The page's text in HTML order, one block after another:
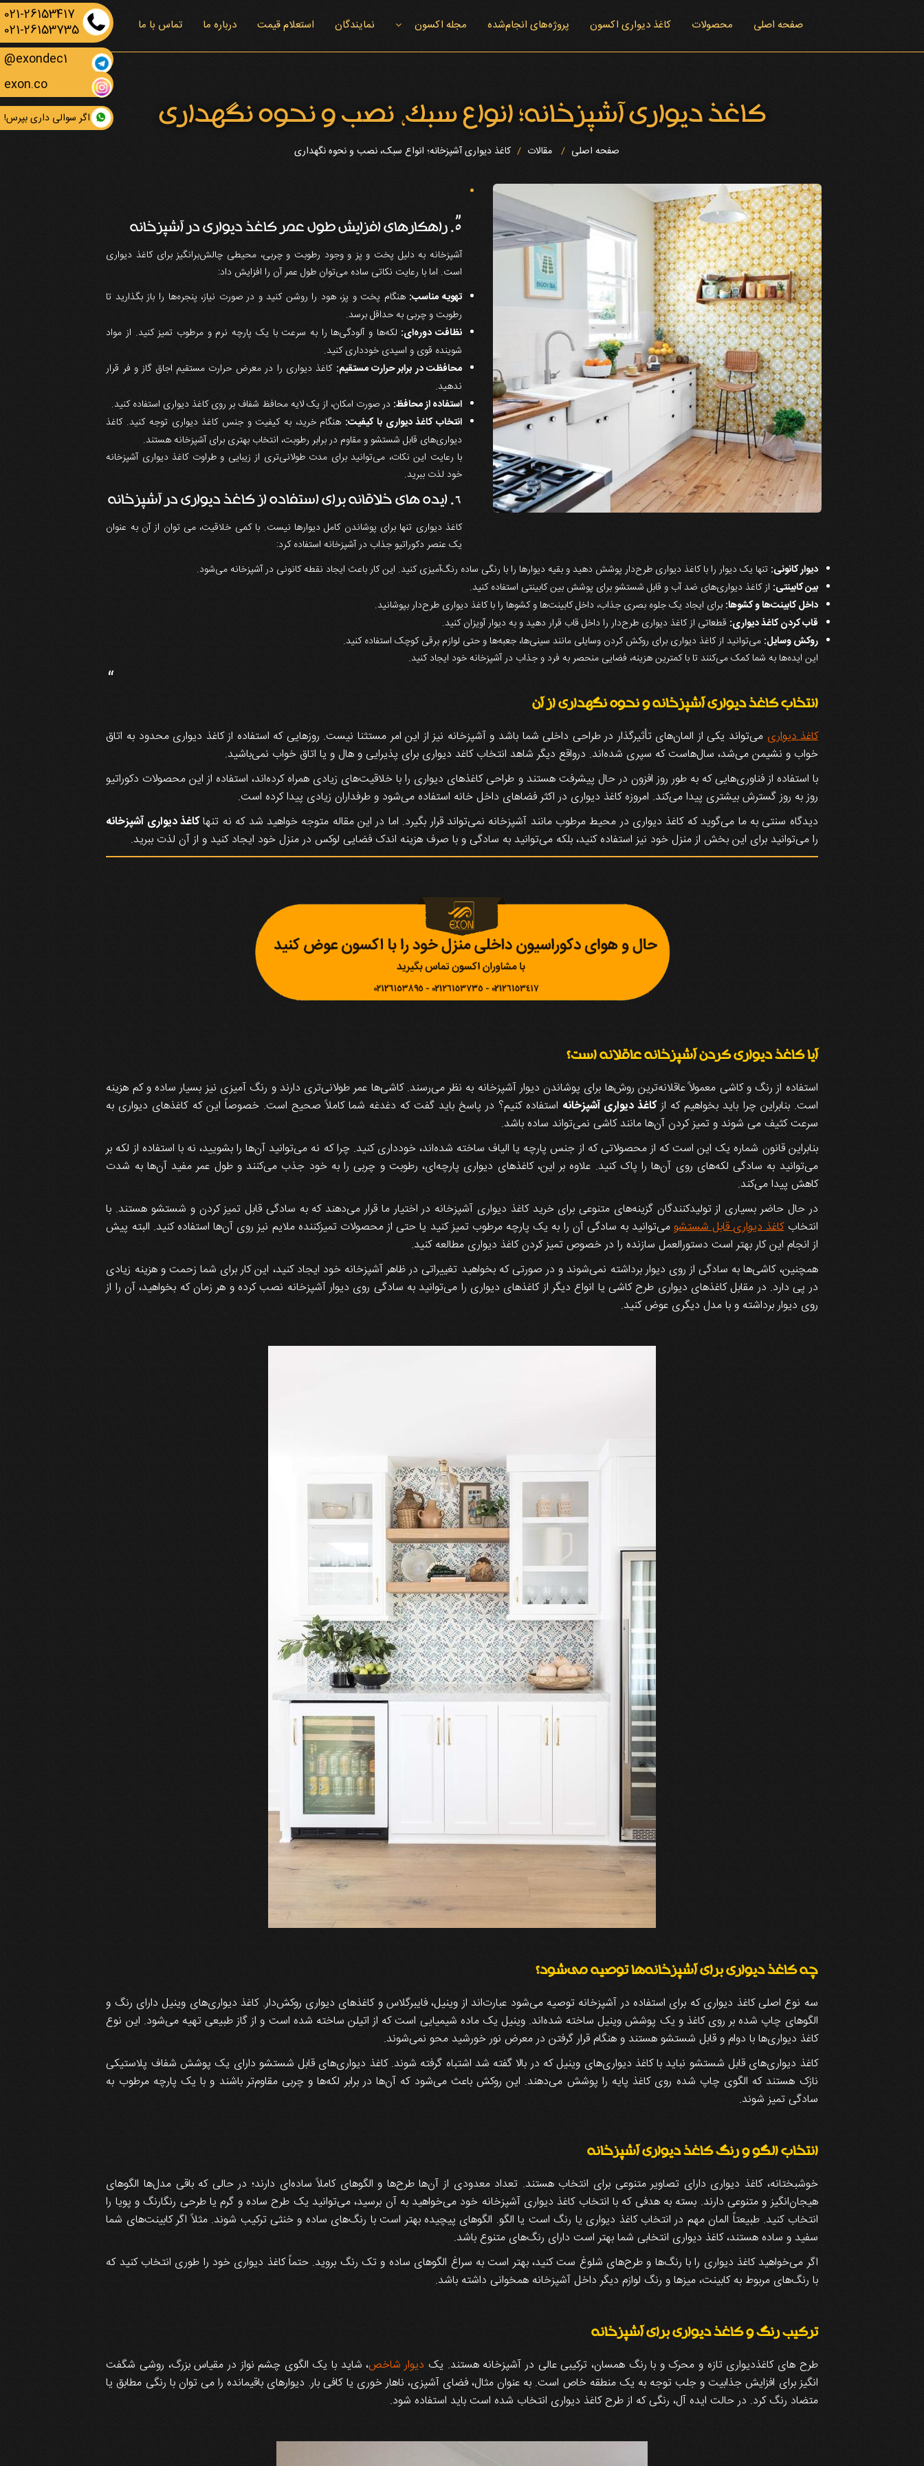
صفحه اصلی محصولات کاغذ دیواری اکسون پروژه‌های انجام‌شده
مجله اکسون
نمایندگان استعلام قیمت درباره ما تماس با ما
کاغذ دیواری آشپزخانه؛ انواع سبک، نصب و نحوه نگهداری
صفحه اصلی مقالات کاغذ دیواری آشپزخانه؛ انواع سبک، نصب و نحوه نگهداری
”
5. راهکارهای افزایش طول عمر کاغذ دیواری در آشپزخانه
آشپزخانه به دلیل پخت و پز و وجود رطوبت و چربی، محیطی چالش‌برانگیز برای کاغذ دیواری
است. اما با رعایت نکاتی ساده می‌توان طول عمر آن را افزایش داد:
تهویه مناسب: هنگام پخت و پز، هود را روشن کنید و در صورت نیاز، پنجره‌ها را باز بگذارید تا
رطوبت و چربی به حداقل برسد.
نظافت دوره‌ای: لکه‌ها و آلودگی‌ها را به سرعت با یک پارچه نرم و مرطوب تمیز کنید. از مواد
شوینده قوی و اسیدی خودداری کنید.
محافظت در برابر حرارت مستقیم: کاغذ دیواری را در معرض حرارت مستقیم اجاق گاز و فر قرار
ندهید.
استفاده از محافظ: در صورت امکان، از یک لایه محافظ شفاف بر روی کاغذ دیواری استفاده کنید.
انتخاب کاغذ دیواری با کیفیت: هنگام خرید، به کیفیت و جنس کاغذ دیواری توجه کنید. کاغذ
دیواری‌های قابل شستشو و مقاوم در برابر رطوبت، انتخاب بهتری برای آشپزخانه هستند.
با رعایت این نکات، می‌توانید برای مدت طولانی‌تری از زیبایی و طراوت کاغذ دیواری آشپزخانه
خود لذت ببرید.
6. ایده های خلاقانه برای استفاده از کاغذ دیواری در آشپزخانه
کاغذ دیواری تنها برای پوشاندن کامل دیوارها نیست. با کمی خلاقیت، می توان از آن به عنوان
یک عنصر دکوراتیو جذاب در آشپزخانه استفاده کرد:
دیوار کانونی: تنها یک دیوار را با کاغذ دیواری طرح‌دار پوشش دهید و بقیه دیوارها را با رنگی ساده رنگ‌آمیزی کنید. این کار باعث ایجاد نقطه کانونی در آشپزخانه می‌شود.
بین کابینتی: از کاغذ دیواری‌های ضد آب و قابل شستشو برای پوشش بین کابینتی استفاده کنید.
داخل کابینت‌ها و کشوها: برای ایجاد یک جلوه بصری جذاب، داخل کابینت‌ها و کشوها را با کاغذ دیواری طرح‌دار بپوشانید.
قاب کردن کاغذ دیواری: قطعاتی از کاغذ دیواری طرح‌دار را داخل قاب قرار دهید و به دیوار آویزان کنید.
روکش وسایل: می‌توانید از کاغذ دیواری برای روکش کردن وسایلی مانند سینی‌ها، جعبه‌ها و حتی لوازم برقی کوچک استفاده کنید.
این ایده‌ها به شما کمک می‌کنند تا با کمترین هزینه، فضایی منحصر به فرد و جذاب در آشپزخانه خود ایجاد کنید.
“
انتخاب کاغذ دیواری آشپزخانه و نحوه نگهداری از آن
کاغذ دیواری می‌تواند یکی از المان‌های تأثیرگذار در طراحی داخلی شما باشد و آشپزخانه نیز از این امر مستثنا نیست. روزهایی که استفاده از کاغذ دیواری محدود به اتاق
خواب و نشیمن می‌شد، سال‌هاست که سپری شده‌اند. درواقع دیگر شاهد انتخاب کاغد دیواری برای پذیرایی و هال و یا اتاق خواب نمی‌باشید.
با استفاده از فناوری‌هایی که به طور روز افزون در حال پیشرفت هستند و طراحی کاغذهای دیواری را با خلاقیت‌های زیادی همراه کرده‌اند، استفاده از این محصولات دکوراتیو
روز به روز گسترش بیشتری پیدا می‌کند. امروزه کاغذ دیواری در اکثر فضاهای داخل خانه استفاده می‌شود و طرفداران زیادی پیدا کرده است.
دیدگاه سنتی به ما می‌گوید که کاغذ دیواری در محیط مرطوب مانند آشپزخانه نمی‌تواند قرار بگیرد. اما در این مقاله متوجه خواهید شد که نه تنهاکاغذ دیواری آشپزخانه
را می‌توانید برای این بخش از منزل خود نیز استفاده کنید، بلکه می‌توانید به سادگی و با صرف هزینه اندک فضایی لوکس در منزل خود ایجاد کنید و از آن لذت ببرید.
آیا کاغذ دیواری کردن آشپزخانه عاقلانه است؟
استفاده از رنگ و کاشی معمولاً عاقلانه‌ترین روش‌ها برای پوشاندن دیوار آشپزخانه به نظر می‌رسند. کاشی‌ها عمر طولانی‌تری دارند و رنگ آمیزی نیز بسیار ساده و کم هزینه
است. بنابراین چرا باید بخواهیم که ازکاغذ دیواری آشپزخانه استفاده کنیم؟ در پاسخ باید گفت که دغدغه شما کاملاً صحیح است. خصوصاً این که کاغذهای دیواری به
سرعت کثیف می شوند و تمیز کردن آن‌ها مانند کاشی نمی‌تواند ساده باشد.
بنابراین قانون شماره یک این است که از محصولاتی که از جنس پارچه یا الیاف ساخته شده‌اند، خودداری کنید. چرا که نه می‌توانید آن‌ها را بشویید، نه با استفاده از لکه بر
می‌توانید به سادگی لکه‌های روی آن‌ها را پاک کنید. علاوه بر این، کاغذهای دیواری پارچه‌ای، رطوبت و چربی را به خود جذب می‌کنند و طول عمر مفید آن‌ها به شدت
کاهش پیدا می‌کند.
در حال حاضر بسیاری از تولیدکنندگان گزینه‌های متنوعی برای خرید کاغذ دیواری آشپزخانه در اختیار ما قرار می‌دهند که به سادگی قابل تمیز کردن و شستشو هستند. با
انتخابکاغذ دیواری قابل شستشومی‌توانید به سادگی آن را به یک پارچه مرطوب تمیز کنید یا حتی از محصولات تمیزکننده ملایم نیز روی آن‌ها استفاده کنید. البته پیش
از انجام این کار بهتر است دستورالعمل سازنده را در خصوص تمیز کردن کاغذ دیواری مطالعه کنید.
همچنین، کاشی‌ها به سادگی از روی دیوار برداشته نمی‌شوند و در صورتی که بخواهید تغییراتی در ظاهر آشپزخانه خود ایجاد کنید، این کار برای شما زحمت و هزینه زیادی
در پی دارد. در مقابل کاغذهای دیواری طرح کاشی یا انواع دیگر از کاغذهای دیواری را می‌توانید به سادگی روی دیوار آشپزخانه نصب کرده و هر زمان که بخواهید، آن را از
روی دیوار برداشته و با مدل دیگری عوض کنید.
چه کاغذ دیواری برای آشپزخانه‌ها توصیه می‌شود؟
سه نوع اصلی کاغذ دیواری که برای استفاده در آشپزخانه توصیه می‌شود عبارت‌اند از وینیل، فایبرگلاس و کاغذهای دیواری روکش‌دار. کاغذ دیواری‌های وینیل دارای رنگ و
الگوهای چاپ شده بر روی کاغذ و یک پوشش وینیل ساخته شده‌اند. وینیل یک ماده شیمیایی است که از اتیلن ساخته شده است و از گاز طبیعی تهیه می‌شود. این نوع
کاغذ دیواری‌ها با دوام و قابل شستشو هستند و هنگام قرار گرفتن در معرض نور خورشید محو نمی‌شوند.
کاغذ دیواری‌های قابل شستشو نباید با کاغذ دیواری‌های وینیل که در بالا گفته شد اشتباه گرفته شوند. کاغذ دیواری‌های قابل شستشو دارای یک پوشش شفاف پلاستیکی
نازک هستند که الگوی چاپ شده روی کاغذ پایه را پوشش می‌دهند. این روکش باعث می‌شود که آن‌ها در برابر لکه‌ها و چربی مقاوم‌تر باشند و با یک پارچه مرطوب به
سادگی تمیز شوند.
انتخاب الگو و رنگ کاغذ دیواری آشپزخانه
خوشبختانه، کاغذ دیواری دارای تصاویر متنوعی برای انتخاب هستند. تعداد معدودی از آن‌ها طرح‌ها و الگوهای کاملاً ساده‌ای دارند؛ در حالی که باقی مدل‌ها الگوهای
هیجان‌انگیز و متنوعی دارند. بسته به هدفی که با انتخاب کاغذ دیواری آشپزخانه خود می‌خواهید به آن برسید، می‌توانید یک طرح ساده و گرم یا طرحی رنگارنگ و پویا را
انتخاب کنید. طبیعتاً المان مهم در انتخاب کاغذ دیواری یا رنگ است یا الگو. الگوهای پیچیده بهتر است با رنگ‌های ساده و خنثی ترکیب شوند. مثلاً اگر کابینت‌های شما
سفید و ساده هستند، کاغذ دیواری انتخابی شما بهتر است دارای رنگ‌های متنوع باشد.
اگر می‌خواهید کاغذ دیواری را با رنگ‌ها و طرح‌های شلوغ ست کنید، بهتر است به سراغ الگوهای ساده و تک رنگ بروید. حتماً کاغذ دیواری خود را طوری انتخاب کنید که
با رنگ‌های مربوط به کابینت، میزها و رنگ لوازم دیگر داخل آشپزخانه همخوانی داشته باشد.
ترکیب رنگ و کاغذ دیواری برای آشپزخانه
طرح های کاغذدیواری تازه و محرک و با رنگ همسان، ترکیبی عالی در آشپزخانه هستند. یک دیوار شاخص، شاید با یک الگوی چشم نواز در مقیاس بزرگ، روشی شگفت
انگیز برای افزایش جذابیت و جلب توجه به یک منطقه خاص است. به عنوان مثال، فضای آشپزی، ناهار خوری یا کافی بار. دیوارهای باقیمانده را می توان با رنگی مطابق یا
متضاد رنگ کرد. در حالت ایده آل، رنگی که از طرح کاغذ دیواری انتخاب شده است باید استفاده شود.
021-26153417
021-26153735
exondec1@
exon.co
اگر سوالی داری بپرس!